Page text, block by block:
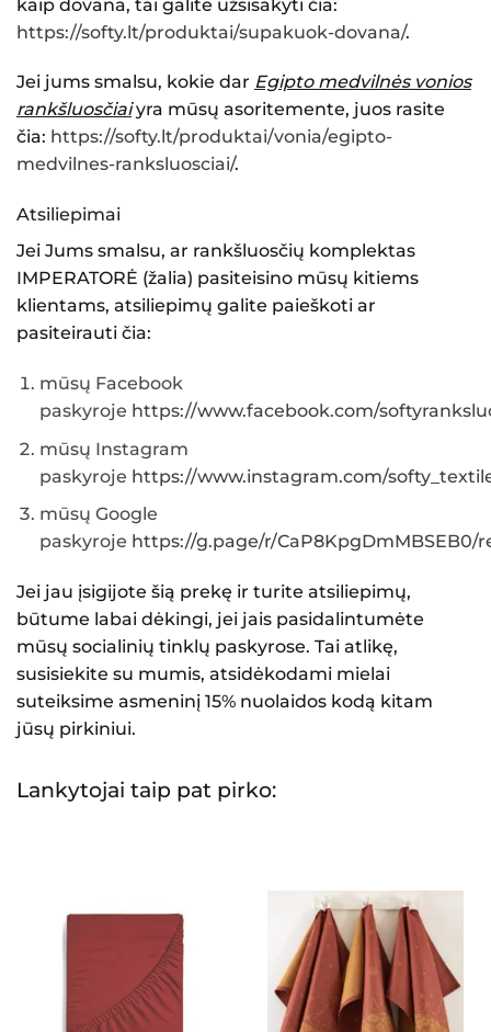
kaip dovana, tai galite užsisakyti čia:
https://softy.lt/produktai/supakuok-dovana/.
Jei jums smalsu, kokie dar Egipto medvilnės vonios
rankšluosčiaiyra mūsų asoritemente, juos rasite
čia: https://softy.lt/produktai/vonia/egipto-
medvilnes-ranksluosciai/.
Atsiliepimai
Jei Jums smalsu, ar rankšluosčių komplektas
IMPERATORĖ (žalia) pasiteisino mūsų kitiems
klientams, atsiliepimų galite paieškoti ar
pasiteirauti čia:
mūsų Facebook
paskyroje https://www.facebook.com/
mūsų Instagram
paskyroje https://www.instagram.com/
mūsų Google
paskyroje https://g.page/r/CaP8KpgDmMBSEB0/
Jei jau įsigijote šią prekę ir turite atsiliepimų,
būtume labai dėkingi, jei jais pasidalintumėte
mūsų socialinių tinklų paskyrose. Tai atlikę,
susisiekite su mumis, atsidėkodami mielai
suteiksime asmeninį 15% nuolaidos kodą kitam
jūsų pirkiniui.
Lankytojai taip pat pirko: